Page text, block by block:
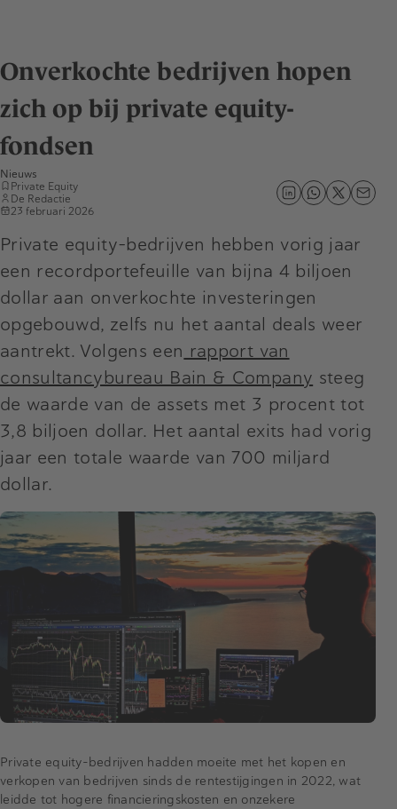
Onverkochte bedrijven hopen
zich op bij private equity-
fondsen
Nieuws
Private Equity
De Redactie
23 februari 2026
Private equity-bedrijven hebben vorig jaar
een recordportefeuille van bijna 4 biljoen
dollar aan onverkochte investeringen
opgebouwd, zelfs nu het aantal deals weer
aantrekt. Volgens een rapport van
consultancybureau Bain & Company steeg
de waarde van de assets met 3 procent tot
3,8 biljoen dollar. Het aantal exits had vorig
jaar een totale waarde van 700 miljard
dollar.
Private equity-bedrijven hadden moeite met het kopen en
verkopen van bedrijven sinds de rentestijgingen in 2022, wat
leidde tot hogere financieringskosten en onzekere